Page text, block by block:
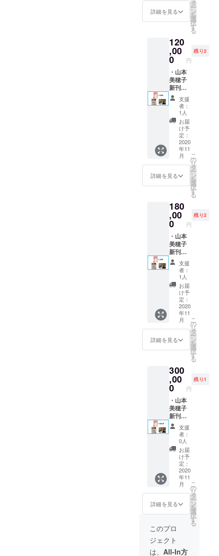
ン女史が創
マイアミの
ヒーリング
単科大学で
まだ乳飲み
子だった息
子を残し
年に5回、10
日間ほど渡
米しヒーリ
ング科学と
代替療法を
学ぶ生活を4
その後の私
の生活の糧
となるヒー
リングとカ
ウンセリン
グ、そして
ヒーラー
シップを身
につけて卒
業し
日本で心理
カウンセ
ラー/エナ
ティック
ヒーラーと
して開業し
ました。
Heart in
Touch：
https://hearti
ntouch.net/
自分を癒し
ていく道の
途上ではさ
まざまなで
き当たりま
す。
子宮の病
ださ
い。）
エッセ
ンスを
引き出
すキャ
ラクト
ロジー
シール
（非売
品） ・
心から
のお礼
のメー
ル ・活
動報告
メール
（非売
品） ・
ル ・活
動報告
メール
つきま
しては
ていた
だきま
す。）
・いじ
め防止
シミュ
レー
ター
「Heart
Touch
」のエ
ンド
ロール
にお名
前を掲
載 （ご
支援時
のお名
前をご
記入く
ださ
い。）
・あな
たの
エッセ
ンスを
引き出
すキャ
ラクト
ロジー
シール
（非売
品） ・
心から
のお礼
メール
しい境
界線(バ
ウンダ
の引き
方』30
冊 ・い
じめ防
止シ
ミュ
レー
ター
「Heart
Touch
」のエ
ンド
ロール
にお名
前を掲
載 （ご
支援時
には備
考欄に
のお名
前をご
記入く
ださ
い。）
・あな
たの
エッセ
ンスを
引き出
すキャ
ラクト
ロジー
シール
（非売
品） ・
心から
のお礼
のメー
ル ・活
メール
詳細を見る
タ
ー
ン
を
選
択
す
る
120
,00
0 円
残り2
・山本
美穂子
新刊
『どう
して言
いたい
ことが
言えな
いの？
～人間
関係が
ラクに
なる“正
しい境
界線(バ
ウンダ
の引き
方』30
冊 ・山
本美穂
子が全
国どこ
でもあ
なたの
街に講
演しに
うかが
いま
す！権
（詳細
につき
まして
はメー
ルにて
対応さ
せてい
ま
す。）
・いじ
め防止
シミュ
レー
ター
「Heart
in
Touch
」のエ
ンド
ロール
にお名
前を掲
載 （ご
支援時
には備
考欄に
ご希望
のお名
前をご
記入く
ださ
支援
者：
1人
お届
け予
定：
2020
年11
月
詳細を見る
こ
の
リ
タ
ー
ン
を
選
択
す
る
180
,00
0 円
残り2
・山本
美穂子
新刊
『どう
して言
いたい
ことが
言えな
いの？
～人間
関係が
ラクに
なる“正
しい境
界線(バ
ウンダ
の引き
方』50
冊 ・山
本美穂
子が全
国どこ
でもあ
なたの
街に講
演しに
うかが
いま
す！権
（詳細
につき
まして
はメー
ルにて
対応さ
せてい
ただき
ま
す。）
・いじ
支援
者：
1人
お届
け予
定：
2020
年11
月
詳細を見る
こ
の
リ
タ
ー
ン
を
選
択
す
る
300
,00
0 円
残り1
・山本
美穂子
新刊
『どう
して言
いたい
ことが
言えな
いの？
～人間
関係が
ラクに
なる“正
しい境
界線(バ
ウンダ
リー)”
の引き
方』100
冊 ・山
支援
者：
0人
お届
け予
定：
2020
年11
月
詳細を見る
こ
の
リ
タ
ー
ン
を
選
択
す
る
このプロ
ジェクト
は、 All-In方